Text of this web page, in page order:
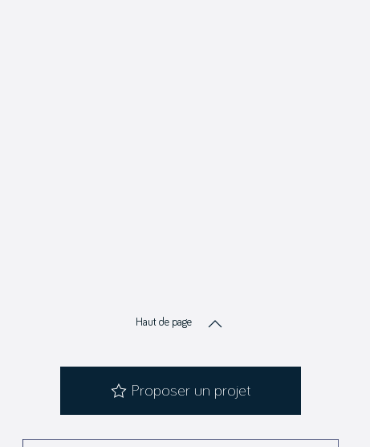
Haut de page
Proposer un projet